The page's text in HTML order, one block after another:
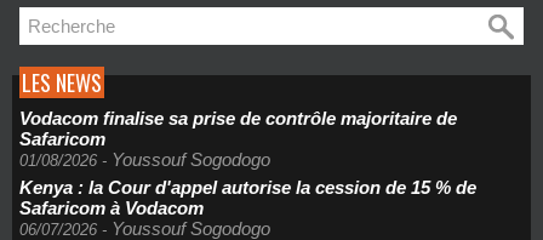
LES NEWS
Vodacom finalise sa prise de contrôle majoritaire de
Safaricom
01/08/2026 - Youssouf Sogodogo
Kenya : la Cour d'appel autorise la cession de 15 % de
Safaricom à Vodacom
06/07/2026 - Youssouf Sogodogo